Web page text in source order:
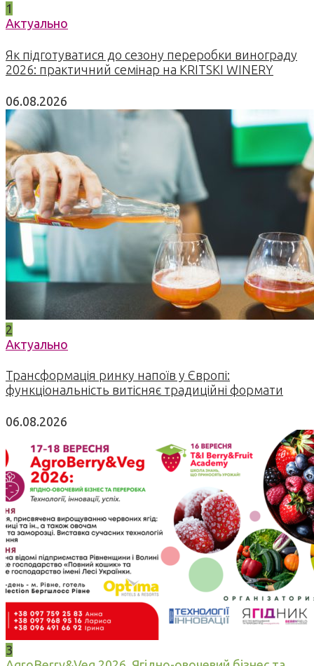
1
Актуально
Як підготуватися до сезону переробки винограду
2026: практичний семінар на KRITSKI WINERY
06.08.2026
2
Актуально
Трансформація ринку напоїв у Європі:
функціональність витісняє традиційні формати
06.08.2026
3